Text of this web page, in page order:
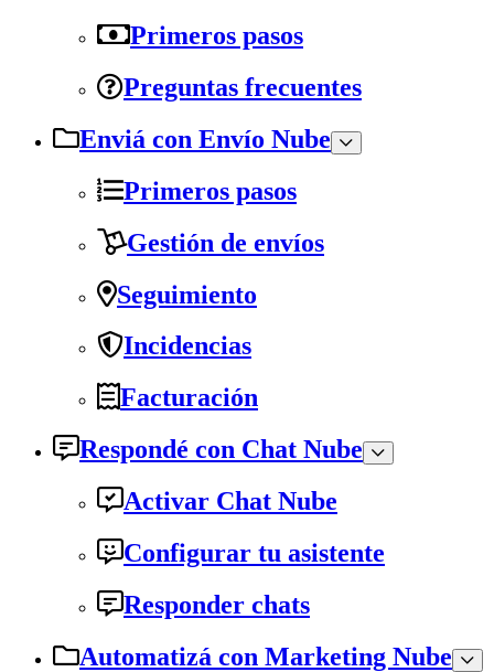
Primeros pasos
Preguntas frecuentes
Enviá con Envío Nube
Primeros pasos
Gestión de envíos
Seguimiento
Incidencias
Facturación
Respondé con Chat Nube
Activar Chat Nube
Configurar tu asistente
Responder chats
Automatizá con Marketing Nube